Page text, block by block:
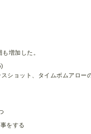
増加した。
ショット、タイムボムアロー
をする